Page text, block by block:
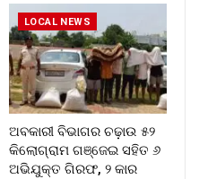
LOCAL NEWS
ଅବକାରୀ ବିଭାଗର ଚଢ଼ାଉ ୫୨
କିଲୋଗ୍ରାମ ଗଞ୍ଜେଇ ସହିତ ୬
ଅଭିଯୁକ୍ତ ଗିରଫ, ୨ କାର